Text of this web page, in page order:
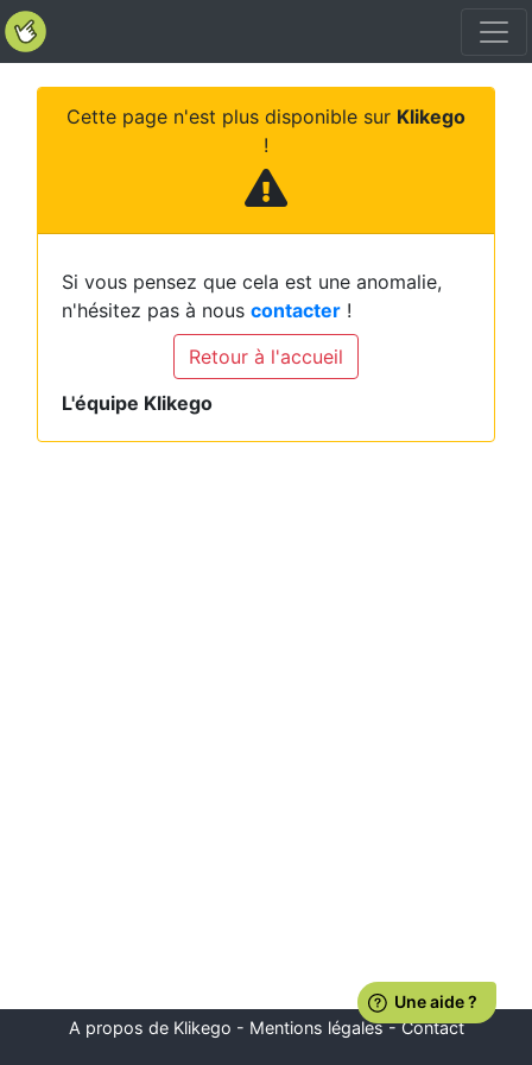
Cette page n'est plus disponible sur Klikego
!
Si vous pensez que cela est une anomalie,
n'hésitez pas à nous contacter !
Retour à l'accueil
L'équipe Klikego
A propos de Klikego - Mentions légales-Contact